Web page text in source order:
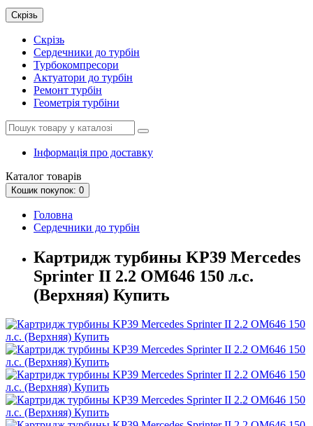
Скрізь
Скрізь
Сердечники до турбін
Турбокомпресори
Актуатори до турбін
Ремонт турбін
Геометрія турбіни
Інформація про доставку
Каталог товарів
Кошик покупок: 0
Головна
Сердечники до турбін
Картридж турбины KP39 Mercedes
Sprinter II 2.2 OM646 150 л.с.
(Верхняя) Купить